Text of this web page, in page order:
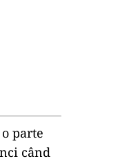
parte
când